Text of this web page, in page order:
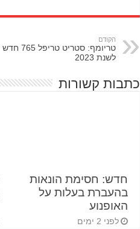
הקודם
טריומף: סטריט טריפל 765 חדש
לשנת 2023
כתבות קשורות
חדש: חסימת הונאות
בהעברת בעלות על
האופנוע
לפני 2 ימים